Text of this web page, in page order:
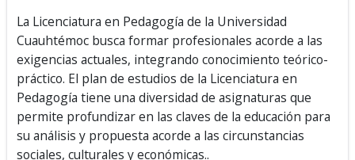
La Licenciatura en Pedagogía de la Universidad
Cuauhtémoc busca formar profesionales acorde a las
exigencias actuales, integrando conocimiento teórico-
práctico. El plan de estudios de la Licenciatura en
Pedagogía tiene una diversidad de asignaturas que
permite profundizar en las claves de la educación para
su análisis y propuesta acorde a las circunstancias
sociales, culturales y económicas..